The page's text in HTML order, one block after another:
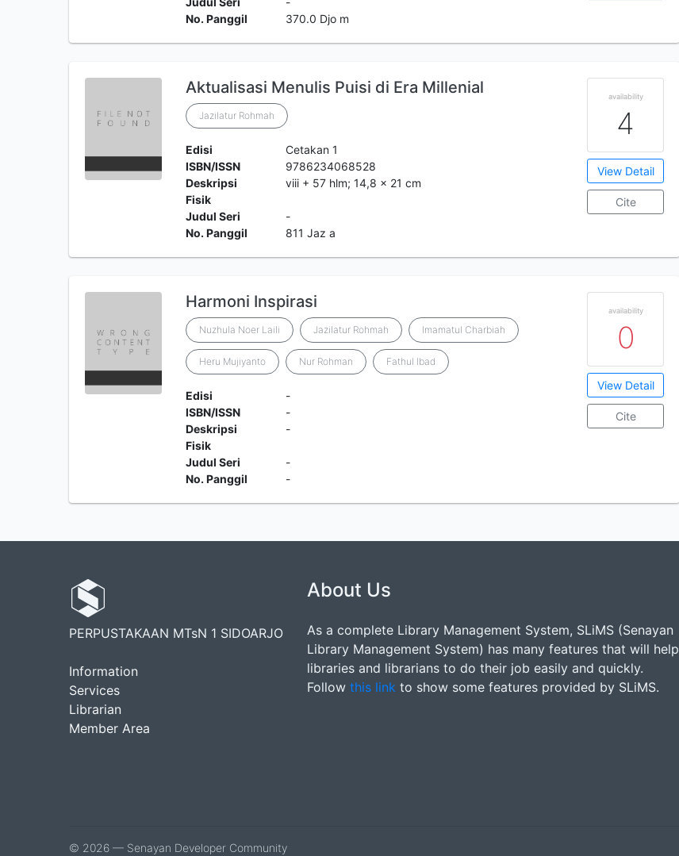
No. Panggil
370.0 Djo m
Aktualisasi Menulis Puisi di Era Millenial
Jazilatur Rohmah
Edisi
Cetakan 1
ISBN/ISSN
9786234068528
Deskripsi
Fisik
viii + 57 hlm; 14,8 x 21 cm
Judul Seri
-
No. Panggil
811 Jaz a
availability
4
View Detail
Cite
Harmoni Inspirasi
Nuzhula Noer Laili Jazilatur Rohmah Imamatul Charbiah
Heru Mujiyanto Nur Rohman Fathul Ibad
Edisi
-
ISBN/ISSN
-
Deskripsi
Fisik
-
Judul Seri
-
No. Panggil
-
availability
0
View Detail
Cite
PERPUSTAKAAN MTsN 1 SIDOARJO
Information
Services
Librarian
Member Area
About Us
As a complete Library Management System, SLiMS (Senayan
Library Management System) has many features that will help
libraries and librarians to do their job easily and quickly.
Follow this link to show some features provided by SLiMS.
© 2026 — Senayan Developer Community